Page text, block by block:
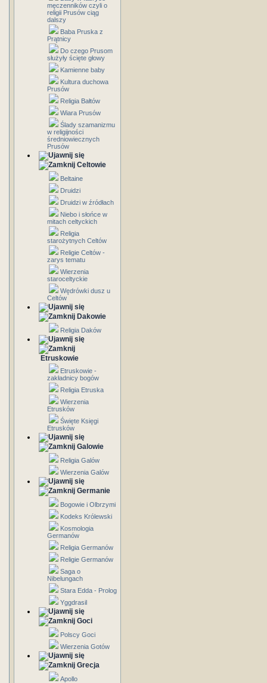
męczenników czyli o
religii Prusów ciąg
dalszy
Baba Pruska z
Prątnicy
Do czego Prusom
służyły ścięte głowy
Kamienne baby
Kultura duchowa
Prusów
Religia Bałtów
Wiara Prusów
Ślady szamanizmu
w religijności
średniowiecznych
Prusów
Celtowie
Beltaine
Druidzi
Druidzi w źródłach
Niebo i słońce w
mitach celtyckich
Religia
starożytnych Celtów
Religie Celtów -
zarys tematu
Wierzenia
staroceltyckie
Wędrówki dusz u
Celtów
Dakowie
Religia Daków
Etruskowie
Etruskowie -
zakładnicy bogów
Religia Etruska
Wierzenia
Etrusków
Święte Księgi
Etrusków
Galowie
Religia Galów
Wierzenia Galów
Germanie
Bogowie i Olbrzymi
Kodeks Królewski
Kosmologia
Germanów
Religia Germanów
Religie Germanów
Saga o
Nibelungach
Stara Edda - Prolog
Yggdrasil
Goci
Polscy Goci
Wierzenia Gotów
Grecja
Apollo